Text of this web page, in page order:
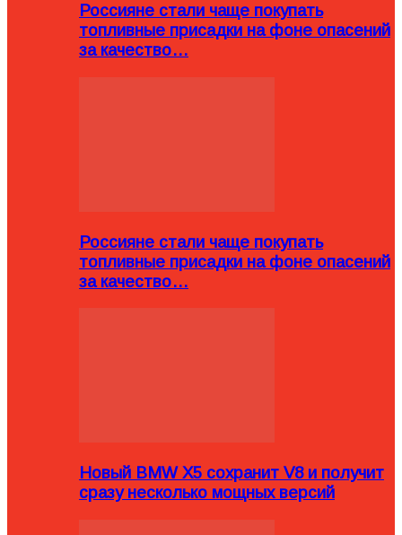
Россияне стали чаще покупать
топливные присадки на фоне опасений
за качество…
Россияне стали чаще покупать
топливные присадки на фоне опасений
за качество…
Новый BMW X5 сохранит V8 и получит
сразу несколько мощных версий